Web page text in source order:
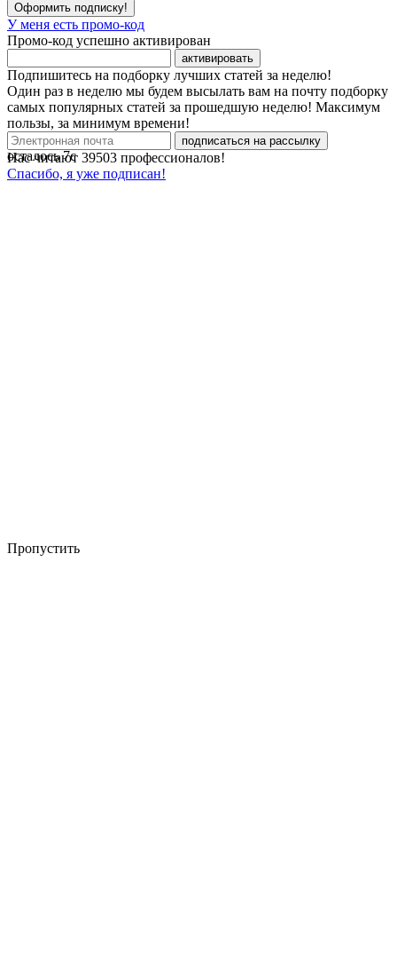
Оформить подписку!
У меня есть промо-код
Промо-код успешно активирован
активировать
Подпишитесь на подборку лучших статей за неделю!
Один раз в неделю мы будем высылать вам на почту подборку
самых популярных статей за прошедшую неделю! Максимум
пользы, за минимум времени!
подписаться на рассылку
Нас читают 39503 профессионалов!
Спасибо, я уже подписан!
осталось7с
Пропустить